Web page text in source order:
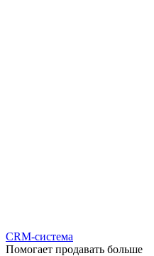
CRM-система
Помогает продавать больше